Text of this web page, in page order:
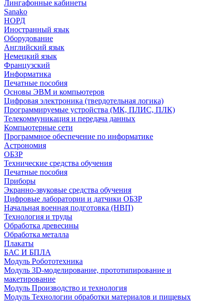
Лингафонные кабинеты
Sanako
НОРД
Иностранный язык
Оборудование
Английский язык
Немецкий язык
Французский
Информатика
Печатные пособия
Основы ЭВМ и компьютеров
Цифровая электроника (твердотельная логика)
Программируемые устройства (МК, ПЛИС, ПЛК)
Телекоммуникация и передача данных
Компьютерные сети
Программное обеспечение по информатике
Астрономия
ОБЗР
Технические средства обучения
Печатные пособия
Приборы
Экранно-звуковые средства обучения
Цифровые лаборатории и датчики ОБЗР
Начальная военная подготовка (НВП)
Технология и труды
Обработка древесины
Обработка металла
Плакаты
БАС И БПЛА
Модуль Робототехника
Модуль 3D-моделирование, прототипирование и
макетирование
Модуль Производство и технология
Модуль Технологии обработки материалов и пищевых